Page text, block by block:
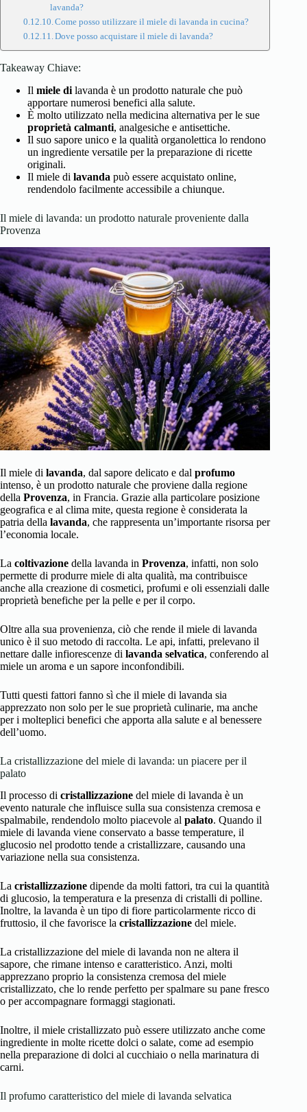
lavanda?
Come posso utilizzare il miele di lavanda in cucina?
Dove posso acquistare il miele di lavanda?
Takeaway Chiave:
Il miele di lavanda è un prodotto naturale che può
apportare numerosi benefici alla salute.
È molto utilizzato nella medicina alternativa per le sue
proprietà calmanti, analgesiche e antisettiche.
Il suo sapore unico e la qualità organolettica lo rendono
un ingrediente versatile per la preparazione di ricette
originali.
Il miele di lavanda può essere acquistato online,
rendendolo facilmente accessibile a chiunque.
Il miele di lavanda: un prodotto naturale proveniente dalla
Provenza
Il miele di lavanda, dal sapore delicato e dal profumo
intenso, è un prodotto naturale che proviene dalla regione
della Provenza, in Francia. Grazie alla particolare posizione
geografica e al clima mite, questa regione è considerata la
patria della lavanda, che rappresenta un’importante risorsa per
l’economia locale.
La coltivazione della lavanda in Provenza, infatti, non solo
permette di produrre miele di alta qualità, ma contribuisce
anche alla creazione di cosmetici, profumi e oli essenziali dalle
proprietà benefiche per la pelle e per il corpo.
Oltre alla sua provenienza, ciò che rende il miele di lavanda
unico è il suo metodo di raccolta. Le api, infatti, prelevano il
nettare dalle infiorescenze di lavanda selvatica, conferendo al
miele un aroma e un sapore inconfondibili.
Tutti questi fattori fanno sì che il miele di lavanda sia
apprezzato non solo per le sue proprietà culinarie, ma anche
per i molteplici benefici che apporta alla salute e al benessere
dell’uomo.
La cristallizzazione del miele di lavanda: un piacere per il
palato
Il processo di cristallizzazione del miele di lavanda è un
evento naturale che influisce sulla sua consistenza cremosa e
spalmabile, rendendolo molto piacevole al palato. Quando il
miele di lavanda viene conservato a basse temperature, il
glucosio nel prodotto tende a cristallizzare, causando una
variazione nella sua consistenza.
La cristallizzazione dipende da molti fattori, tra cui la quantità
di glucosio, la temperatura e la presenza di cristalli di polline.
Inoltre, la lavanda è un tipo di fiore particolarmente ricco di
fruttosio, il che favorisce la cristallizzazione del miele.
La cristallizzazione del miele di lavanda non ne altera il
sapore, che rimane intenso e caratteristico. Anzi, molti
apprezzano proprio la consistenza cremosa del miele
cristallizzato, che lo rende perfetto per spalmare su pane fresco
o per accompagnare formaggi stagionati.
Inoltre, il miele cristallizzato può essere utilizzato anche come
ingrediente in molte ricette dolci o salate, come ad esempio
nella preparazione di dolci al cucchiaio o nella marinatura di
carni.
Il profumo caratteristico del miele di lavanda selvatica